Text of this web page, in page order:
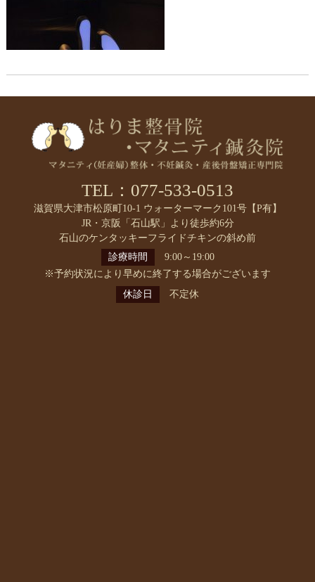
TEL：077-533-0513
滋賀県大津市松原町10-1 ウォーターマーク101号【P有】
JR・京阪「石山駅」より徒歩約6分
石山のケンタッキーフライドチキンの斜め前
診療時間
9:00～19:00
※予約状況により早めに終了する場合がございます
休診日
不定休